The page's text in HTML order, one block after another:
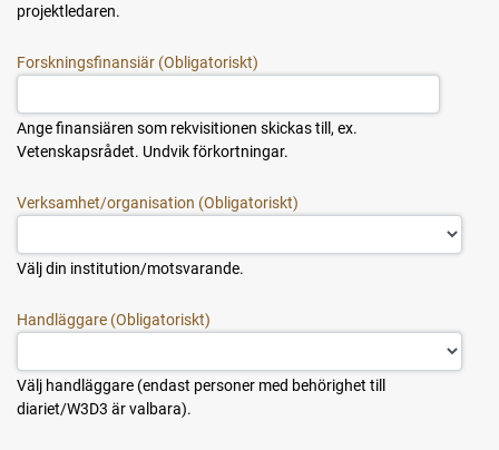
projektledaren.
Forskningsfinansiär
Ange finansiären som rekvisitionen skickas till, ex.
Vetenskapsrådet. Undvik förkortningar.
Verksamhet/organisation
Välj din institution/motsvarande.
Handläggare
Välj handläggare (endast personer med behörighet till
diariet/W3D3 är valbara).